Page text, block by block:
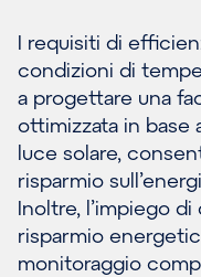
I requisiti di
condizioni di
a progettare una
ottimizzata in base
luce solare,
risparmio
Inoltre, l’impiego
risparmio
monitoraggio